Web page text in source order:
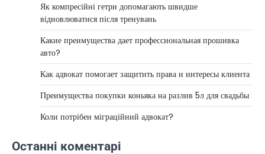
Як компресійні гетри допомагають швидше
відновлюватися після тренувань
Какие преимущества дает профессиональная прошивка
авто?
Как адвокат помогает защитить права и интересы клиента
Преимущества покупки коньяка на разлив 5л для свадьбы
Коли потрібен міграційний адвокат?
Останні коментарі